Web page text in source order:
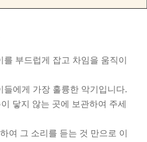
를 부드럽게 잡고 차임을 움직이
들에게 가장 훌륭한 악기입니다.
닿지 않는 곳에 보관하여 주세
여 그 소리를 듣는 것 만으로 이